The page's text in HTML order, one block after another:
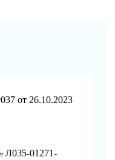
от 26.10.2023
Л035-01271-